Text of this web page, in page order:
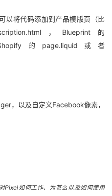
以将代码添加到产品模版页（比
，Blueprint的
的page.liquid或者
，以及自定义Facebook像素，
Pixel如何工作、为甚么以及如何使用